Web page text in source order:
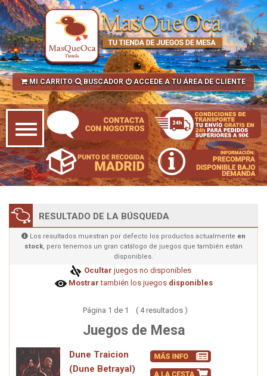
MI CARRITO BUSCADOR ACCEDE A TU ÁREA DE CLIENTE
RESULTADO DE LA BÚSQUEDA
Los resultados muestran por defecto los productos actualmente en
stock, pero tenemos un gran catálogo de juegos que también están
disponibles.
Ocultar juegos no disponibles
Mostrar también los juegos disponibles
Página 1 de 1 ( 4 resultados )
Juegos de Mesa
Dune Traicion
(Dune Betrayal)